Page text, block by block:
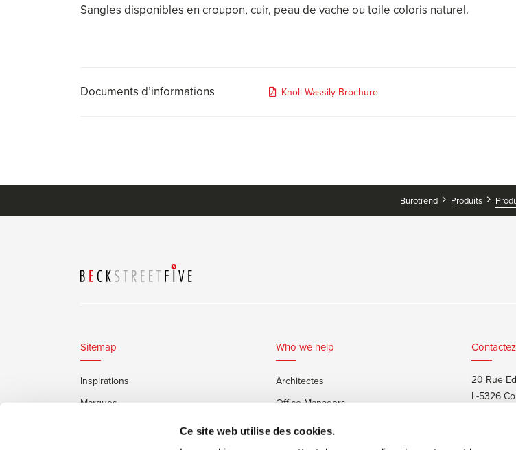
Ce site web utilise des cookies.
Sangles disponibles en croupon, cuir, peau de vache ou toile coloris naturel.
Documents d’informations Knoll Wassily Brochure
Burotrend Produits
Sitemap
Inspirations
Marques
Cabines Insonorisées Framery
Who we help
Architectes
Office Managers
Clients privés
20 Rue
L-5326